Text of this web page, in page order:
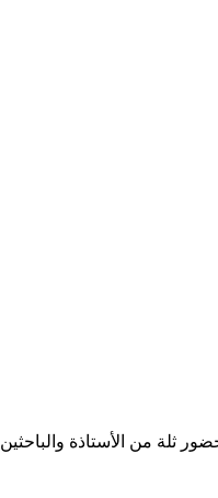
ثلة من الأستاذة والباحثين